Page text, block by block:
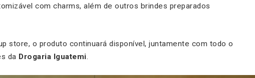
com charms, além de outros brindes preparados
store, o produto continuará disponível, juntamente com todo o
da Drogaria Iguatemi.